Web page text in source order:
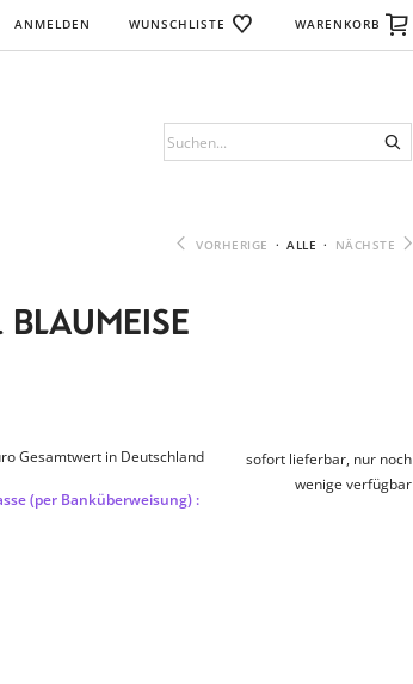
ANMELDEN WUNSCHLISTE WARENKORB
VORHERIGE · ALLE · NÄCHSTE
sofort lieferbar, nur noch
wenige verfügbar
Gesamtwert in Deutschland
(per Banküberweisung) :